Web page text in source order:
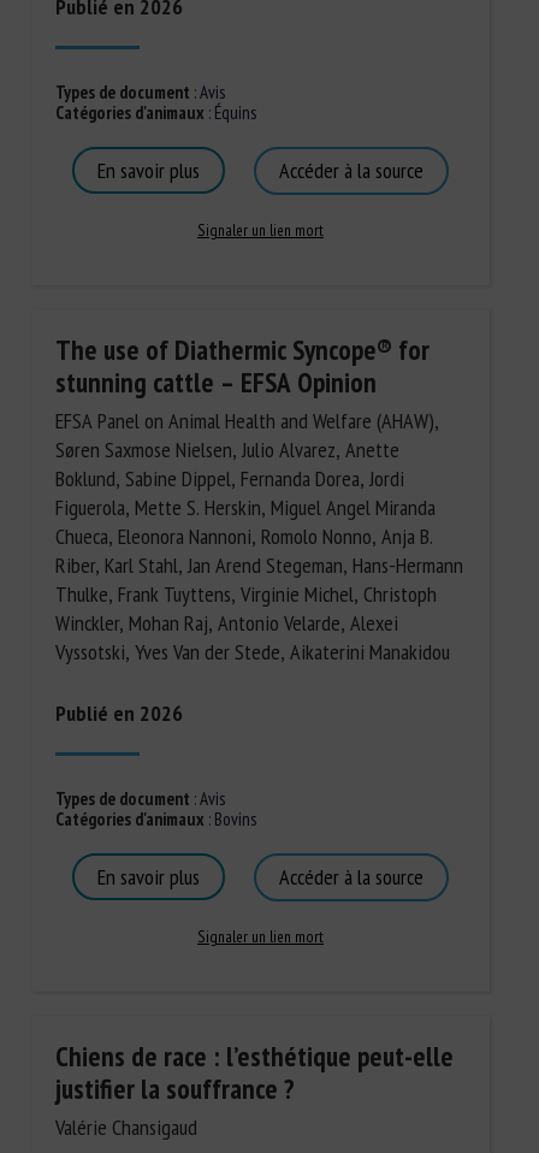
Publié en 2026
Types de document :Avis
Catégories d'animaux : Équins
En savoir plus Accéder à la source
Signaler un lien mort
The use of Diathermic Syncope® for
stunning cattle – EFSA Opinion
EFSA Panel on Animal Health and Welfare (AHAW),
Søren Saxmose Nielsen, Julio Alvarez, Anette
Boklund, Sabine Dippel, Fernanda Dorea, Jordi
Figuerola, Mette S. Herskin, Miguel Angel Miranda
Chueca, Eleonora Nannoni, Romolo Nonno, Anja B.
Riber, Karl Stahl, Jan Arend Stegeman, Hans-Hermann
Thulke, Frank Tuyttens, Virginie Michel, Christoph
Winckler, Mohan Raj, Antonio Velarde, Alexei
Vyssotski, Yves Van der Stede, Aikaterini Manakidou
Publié en 2026
Types de document :Avis
Catégories d'animaux : Bovins
En savoir plus Accéder à la source
Signaler un lien mort
Chiens de race : l’esthétique peut-elle
justifier la souffrance ?
Valérie Chansigaud